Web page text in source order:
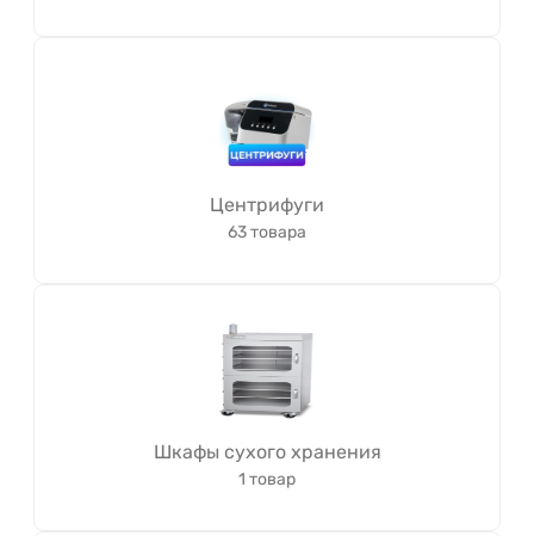
Центрифуги
63 товара
Шкафы сухого хранения
1 товар